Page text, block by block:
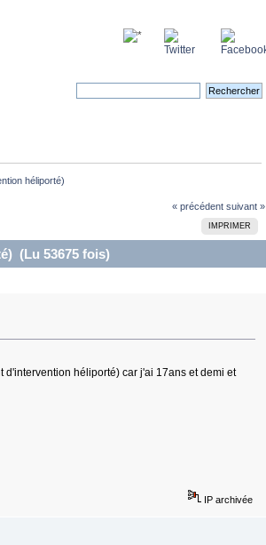
héliporté)
« précédent suivant »
IMPRIMER
(Lu 53675 fois)
héliporté) car j'ai 17ans et demi et
IP archivée